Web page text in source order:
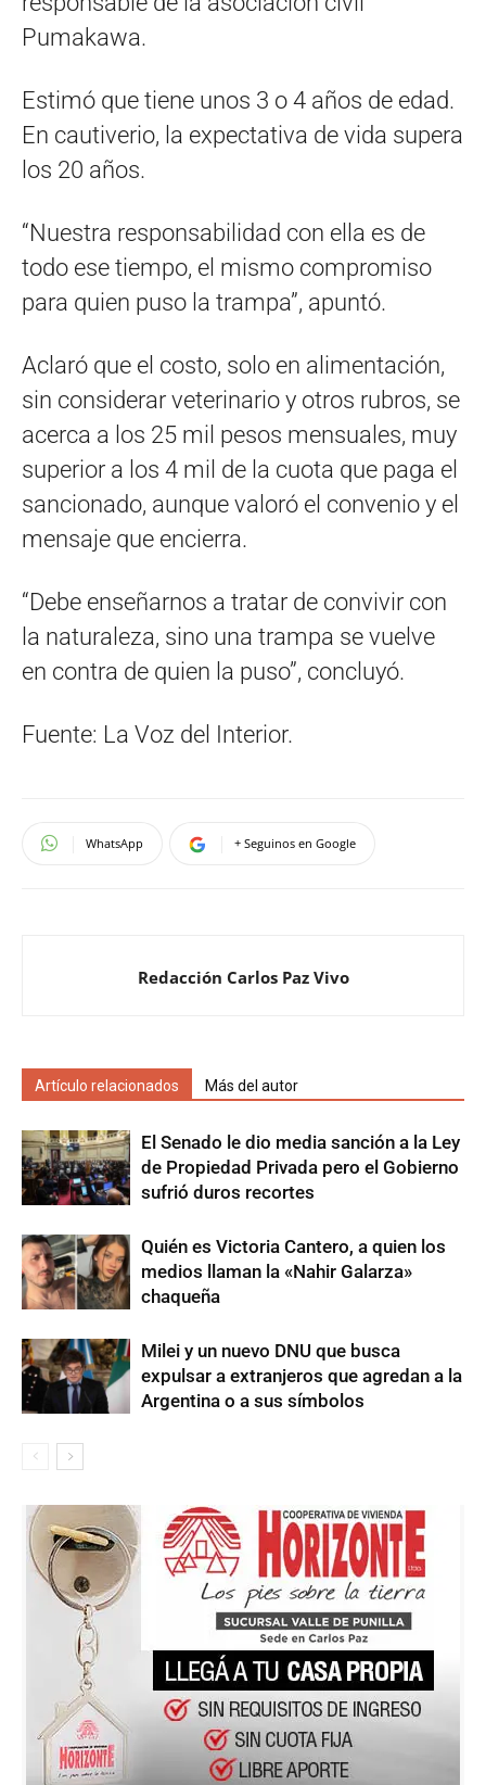
Pumakawa.
Estimó que tiene unos 3 o 4 años de edad.
En cautiverio, la expectativa de vida supera
los 20 años.
“Nuestra responsabilidad con ella es de
todo ese tiempo, el mismo compromiso
para quien puso la trampa”, apuntó.
Aclaró que el costo, solo en alimentación,
sin considerar veterinario y otros rubros, se
acerca a los 25 mil pesos mensuales, muy
superior a los 4 mil de la cuota que paga el
sancionado, aunque valoró el convenio y el
mensaje que encierra.
“Debe enseñarnos a tratar de convivir con
la naturaleza, sino una trampa se vuelve
en contra de quien la puso”, concluyó.
Fuente: La Voz del Interior.
WhatsApp + Seguinos en Google
Redacción Carlos Paz Vivo
Artículo relacionados Más del autor
El Senado le dio media sanción a la Ley
de Propiedad Privada pero el Gobierno
sufrió duros recortes
Quién es Victoria Cantero, a quien los
medios llaman la «Nahir Galarza»
chaqueña
Milei y un nuevo DNU que busca
expulsar a extranjeros que agredan a la
Argentina o a sus símbolos